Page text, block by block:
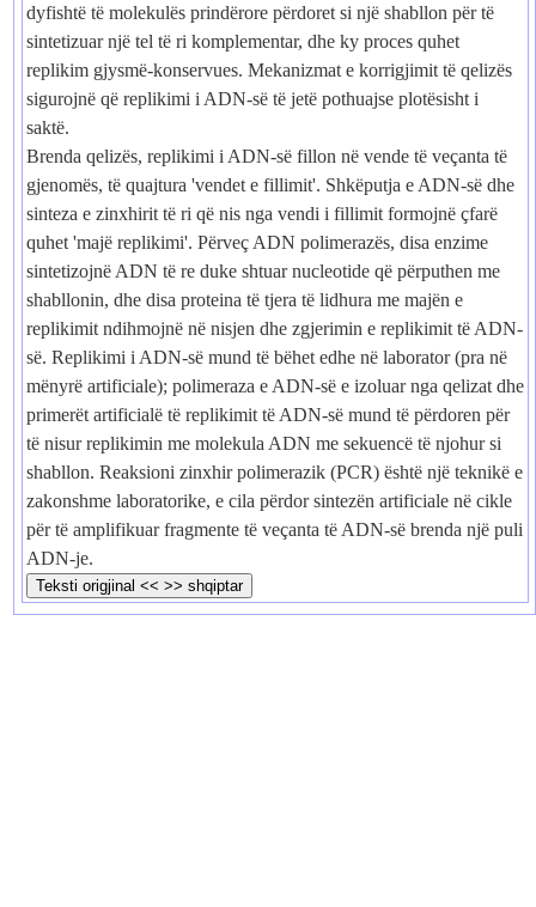
dyfishtë të molekulës prindërore përdoret si një shabllon për të
sintetizuar një tel të ri komplementar, dhe ky proces quhet
replikim gjysmë-konservues. Mekanizmat e korrigjimit të qelizës
sigurojnë që replikimi i ADN-së të jetë pothuajse plotësisht i
saktë.
Brenda qelizës, replikimi i ADN-së fillon në vende të veçanta të
gjenomës, të quajtura 'vendet e fillimit'. Shkëputja e ADN-së dhe
sinteza e zinxhirit të ri që nis nga vendi i fillimit formojnë çfarë
quhet 'majë replikimi'. Përveç ADN polimerazës, disa enzime
sintetizojnë ADN të re duke shtuar nucleotide që përputhen me
shabllonin, dhe disa proteina të tjera të lidhura me majën e
replikimit ndihmojnë në nisjen dhe zgjerimin e replikimit të ADN-
së. Replikimi i ADN-së mund të bëhet edhe në laborator (pra në
mënyrë artificiale); polimeraza e ADN-së e izoluar nga qelizat dhe
primerët artificialë të replikimit të ADN-së mund të përdoren për
të nisur replikimin me molekula ADN me sekuencë të njohur si
shabllon. Reaksioni zinxhir polimerazik (PCR) është një teknikë e
zakonshme laboratorike, e cila përdor sintezën artificiale në cikle
për të amplifikuar fragmente të veçanta të ADN-së brenda një puli
ADN-je.